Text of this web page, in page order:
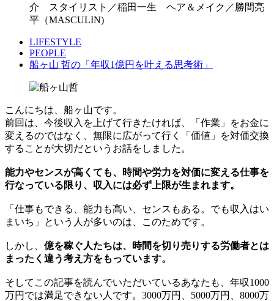
介 スタイリスト／稲田一生 ヘア＆メイク／勝間亮
平（MASCULIN)
LIFESTYLE
PEOPLE
船ヶ山 哲の「年収1億円を叶える思考術」
こんにちは、船ヶ山です。
前回は、今後収入を上げて行きたければ、「作業」をお金に
変えるのではなく、無限に広がって行く「価値」を対価交換
することが大切だというお話をしました。
能力やセンスが高くても、時間や労力を対価に変える仕事を
行なっている限り、収入には必ず上限が生まれます。
「仕事もできる、能力も高い、センスもある。でも収入はい
まいち」という人が多いのは、このためです。
しかし、 億を稼ぐ人たちは、時間を切り売りする労働者とは
まったく違う考え方をもっています。
そしてこの記事を読んでいただいているあなたも、年収1000
万円では満足できない人です。3000万円、5000万円、8000万